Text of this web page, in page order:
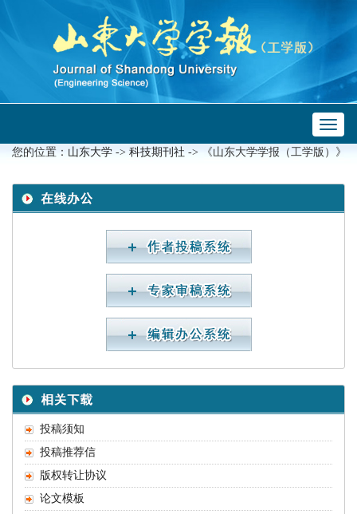
您的位置： 山东大学 -> 科技期刊社 -> 《山东大学学报（工学版）》
投稿须知
投稿推荐信
版权转让协议
论文模板